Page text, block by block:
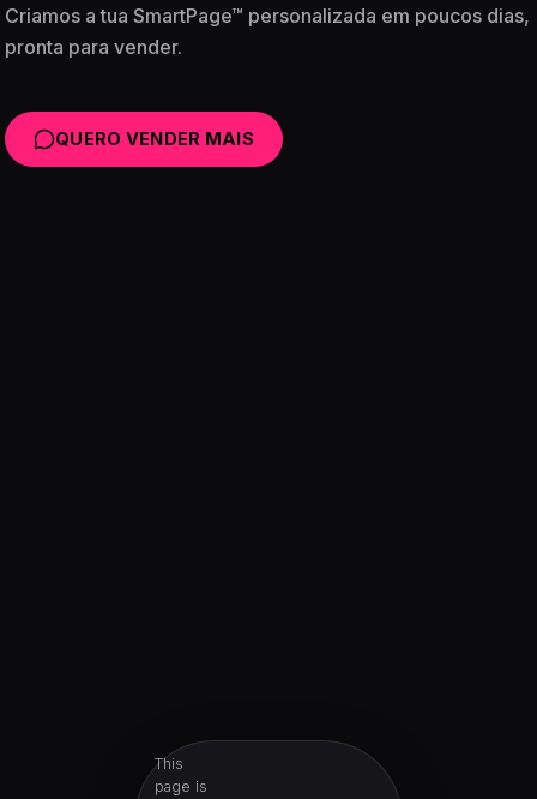
This
page is
Criamos a tua SmartPage™ personalizada em poucos dias,
pronta para vender.
QUERO VENDER MAIS